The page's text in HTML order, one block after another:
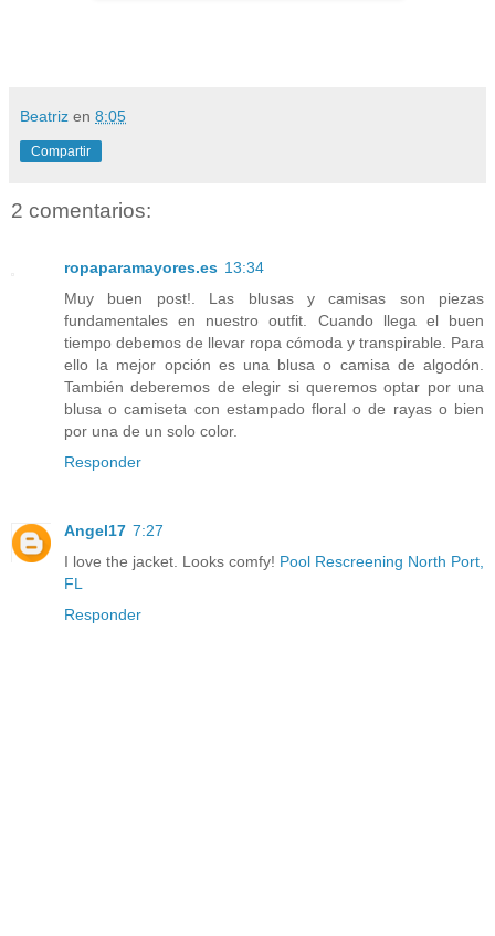
Beatriz en 8:05
Compartir
2 comentarios:
ropaparamayores.es 13:34
Muy buen post!. Las blusas y camisas son piezas
fundamentales en nuestro outfit. Cuando llega el buen
tiempo debemos de llevar ropa cómoda y transpirable. Para
ello la mejor opción es una blusa o camisa de algodón.
También deberemos de elegir si queremos optar por una
blusa o camiseta con estampado floral o de rayas o bien
por una de un solo color.
Responder
Angel17 7:27
I love the jacket. Looks comfy! Pool Rescreening North Port,
FL
Responder